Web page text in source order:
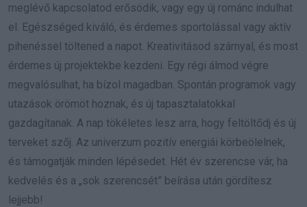
meglévő kapcsolatod erősödik, vagy egy új románc indulhat
el. Egészséged kiváló, és érdemes sportolással vagy aktív
pihenéssel töltened a napot. Kreativitásod szárnyal, és most
érdemes új projektekbe kezdeni. Egy régi álmod végre
megvalósulhat, ha bízol magadban. Spontán programok vagy
utazások örömöt hoznak, és új tapasztalatokkal
gazdagítanak. A nap tökéletes lesz arra, hogy feltöltődj és új
terveket szőj. Az univerzum pozitív energiái körbeölelnek,
és támogatják minden lépésedet. Hét év szerencse vár, ha
kedvelés és a „sok szerencsét” beírása után gördítesz
lejjebb!